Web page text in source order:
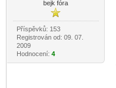
bejk fóra
Příspěvků: 153
Registrován od: 09. 07.
2009
Hodnocení: 4